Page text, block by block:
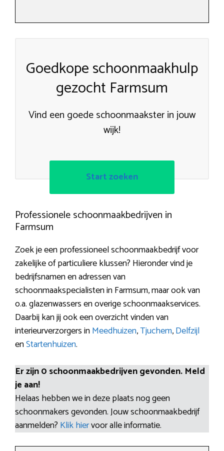
Goedkope schoonmaakhulp
gezocht Farmsum
Vind een goede schoonmaakster in jouw
wijk!
Start zoeken
Professionele schoonmaakbedrijven in
Farmsum
Zoek je een professioneel schoonmaakbedrijf voor
zakelijke of particuliere klussen? Hieronder vind je
bedrijfsnamen en adressen van
schoonmaakspecialisten in Farmsum, maar ook van
o.a. glazenwassers en overige schoonmaakservices.
Daarbij kan jij ook een overzicht vinden van
interieurverzorgers inMeedhuizen,Tjuchem,Delfzijl
enStartenhuizen.
Er zijn 0 schoonmaakbedrijven gevonden. Meld
je aan!
Helaas hebben we in deze plaats nog geen
schoonmakers gevonden. Jouw schoonmaakbedrijf
aanmelden? Klik hiervoor alle informatie.